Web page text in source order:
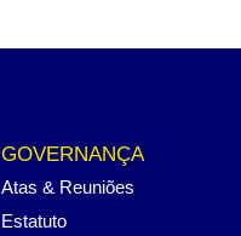
GOVERNANÇA
Atas & Reuniões
Estatuto